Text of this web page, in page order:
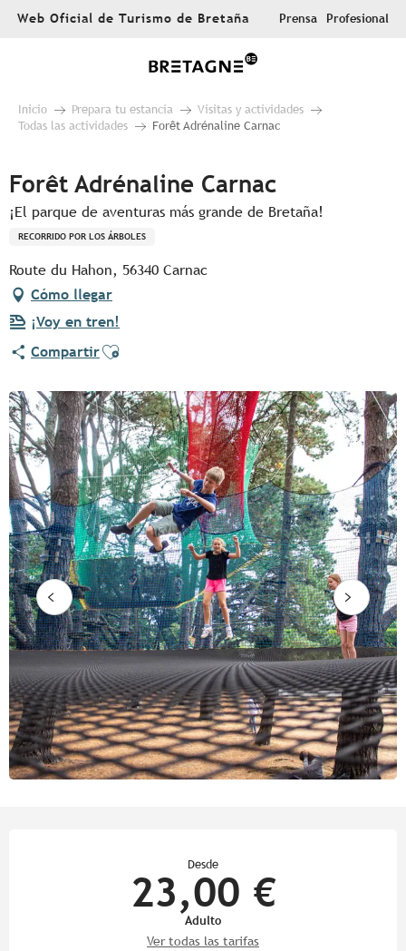
AllerWeb Oficial de Turismo de Bretaña Prensa Profesional
Inicio Prepara tu estancia
Visitas y actividades
Todas las actividades
Forêt Adrénaline Carnac
Forêt Adrénaline Carnac
¡El parque de aventuras más grande de Bretaña!
RECORRIDO POR LOS ÁRBOLES
Route du Hahon, 56340 Carnac
Cómo llegar
¡Voy en tren!
CompartirAjouter aux favoris
Desde
23,00 €
Adulto
Ver todas las tarifas